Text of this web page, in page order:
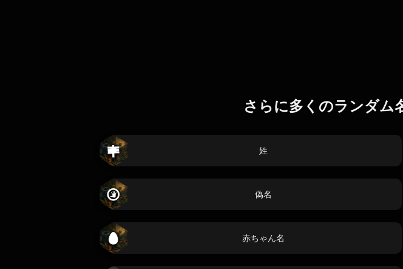
さらに多くのランダム
姓
偽名
赤ちゃん名